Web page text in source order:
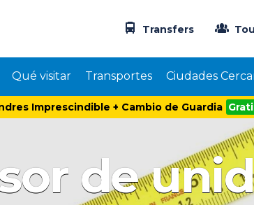
Imprescindible + Cambio de Guardia
Transfers
Qué visitar Transportes Ciudades
de